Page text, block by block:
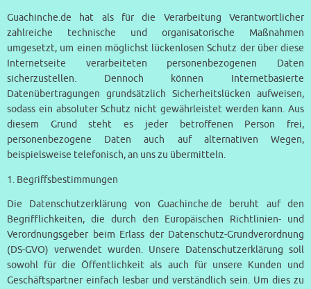
Guachinche.de hat als für die Verarbeitung Verantwortlicher
zahlreiche technische und organisatorische Maßnahmen
umgesetzt, um einen möglichst lückenlosen Schutz der über diese
Internetseite verarbeiteten personenbezogenen Daten
sicherzustellen. Dennoch können Internetbasierte
Datenübertragungen grundsätzlich Sicherheitslücken aufweisen,
sodass ein absoluter Schutz nicht gewährleistet werden kann. Aus
diesem Grund steht es jeder betroffenen Person frei,
personenbezogene Daten auch auf alternativen Wegen,
beispielsweise telefonisch, an uns zu übermitteln.
1. Begriffsbestimmungen
Die Datenschutzerklärung von Guachinche.de beruht auf den
Begrifflichkeiten, die durch den Europäischen Richtlinien- und
Verordnungsgeber beim Erlass der Datenschutz-Grundverordnung
(DS-GVO) verwendet wurden. Unsere Datenschutzerklärung soll
sowohl für die Öffentlichkeit als auch für unsere Kunden und
Geschäftspartner einfach lesbar und verständlich sein. Um dies zu